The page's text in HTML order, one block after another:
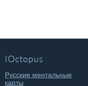
IOctopus
Русские ментальные
карты